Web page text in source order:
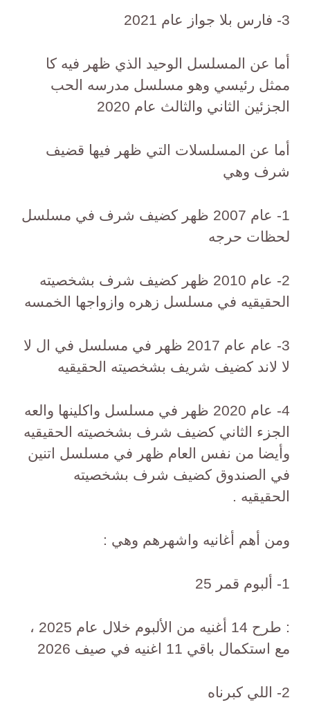
3- فارس بلا جواز عام 2021
أما عن المسلسل الوحيد الذي ظهر فيه كا
ممثل رئيسي وهو مسلسل مدرسه الحب
الجزئين الثاني والثالث عام 2020
أما عن المسلسلات التي ظهر فيها قضيف
شرف وهي
1- عام 2007 ظهر كضيف شرف في مسلسل
لحظات حرجه
2- عام 2010 ظهر كضيف شرف بشخصيته
الحقيقيه في مسلسل زهره وازواجها الخمسه
3- عام عام 2017 ظهر في مسلسل في ال لا
لا لاند كضيف شريف بشخصيته الحقيقيه
4- عام 2020 ظهر في مسلسل واكلينها والعه
الجزء الثاني كضيف شرف بشخصيته الحقيقيه
وأيضا من نفس العام ظهر في مسلسل اتنين
في الصندوق كضيف شرف بشخصيته
الحقيقيه .
ومن أهم أغانيه واشهرهم وهي :
1- ألبوم قمر 25
: طرح 14 أغنيه من الألبوم خلال عام 2025 ،
مع استكمال باقي 11 اغنيه في صيف 2026
2- اللي كبرناه